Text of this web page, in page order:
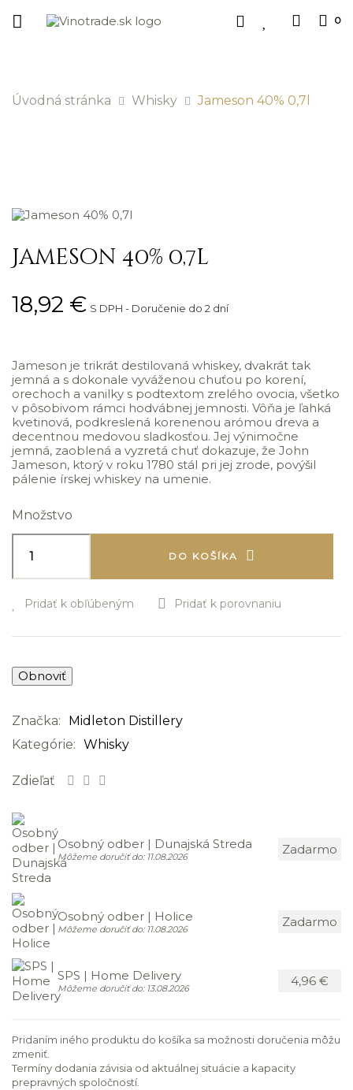
0
Úvodná stránka Whisky Jameson 40% 0,7l
Jameson 40% 0,7l
18,92 € S DPH Doručenie do 2 dní
Jameson je trikrát destilovaná whiskey, dvakrát tak
jemná a s dokonale vyváženou chuťou po korení,
orechoch a vanilky s podtextom zrelého ovocia, všetko
v pôsobivom rámci hodvábnej jemnosti. Vôňa je ľahká
kvetinová, podkreslená korenenou arómou dreva a
decentnou medovou sladkosťou. Jej výnimočne
jemná, zaoblená a vyzretá chuť dokazuje, že John
Jameson, ktorý v roku 1780 stál pri jej zrode, povýšil
pálenie írskej whiskey na umenie.
Množstvo
DO KOŠÍKA
Pridať k obľúbeným Pridať k porovnaniu
Značka:
Midleton Distillery
Kategórie: Whisky
Zdieľať
Osobný odber | Dunajská Streda
Môžeme doručiť do: 11.08.2026 Zadarmo
Osobný odber | Holice
Môžeme doručiť do: 11.08.2026 Zadarmo
SPS | Home Delivery
Môžeme doručiť do: 13.08.2026 4,96 €
Pridaním iného produktu do košíka sa možnosti doručenia môžu
zmeniť.
Termíny dodania závisia od aktuálnej situácie a kapacity
prepravných spoločností.